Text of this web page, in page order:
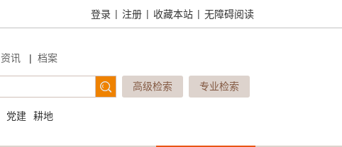
登录 | 注册 | 收藏本站 | 无障碍阅读
资讯 | 档案
高级检索 专业检索
党建 耕地